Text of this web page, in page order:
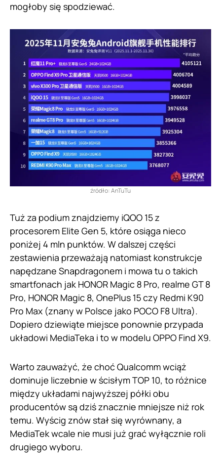
mogłoby się spodziewać.
źródło: AnTuTu
Tuż za podium znajdziemy iQOO 15 z
procesorem Elite Gen 5, które osiąga nieco
poniżej 4 mln punktów. W dalszej części
zestawienia przeważają natomiast konstrukcje
napędzane Snapdragonem i mowa tu o takich
smartfonach jak HONOR Magic 8 Pro, realme GT 8
Pro, HONOR Magic 8, OnePlus 15 czy Redmi K90
Pro Max (znany w Polsce jako POCO F8 Ultra).
Dopiero dziewiąte miejsce ponownie przypada
układowi MediaTeka i to w modelu OPPO Find X9.
Warto zauważyć, że choć Qualcomm wciąż
dominuje liczebnie w ścisłym TOP 10, to różnice
między układami najwyższej półki obu
producentów są dziś znacznie mniejsze niż rok
temu. Wyścig znów stał się wyrównany, a
MediaTek wcale nie musi już grać wyłącznie roli
drugiego wyboru.